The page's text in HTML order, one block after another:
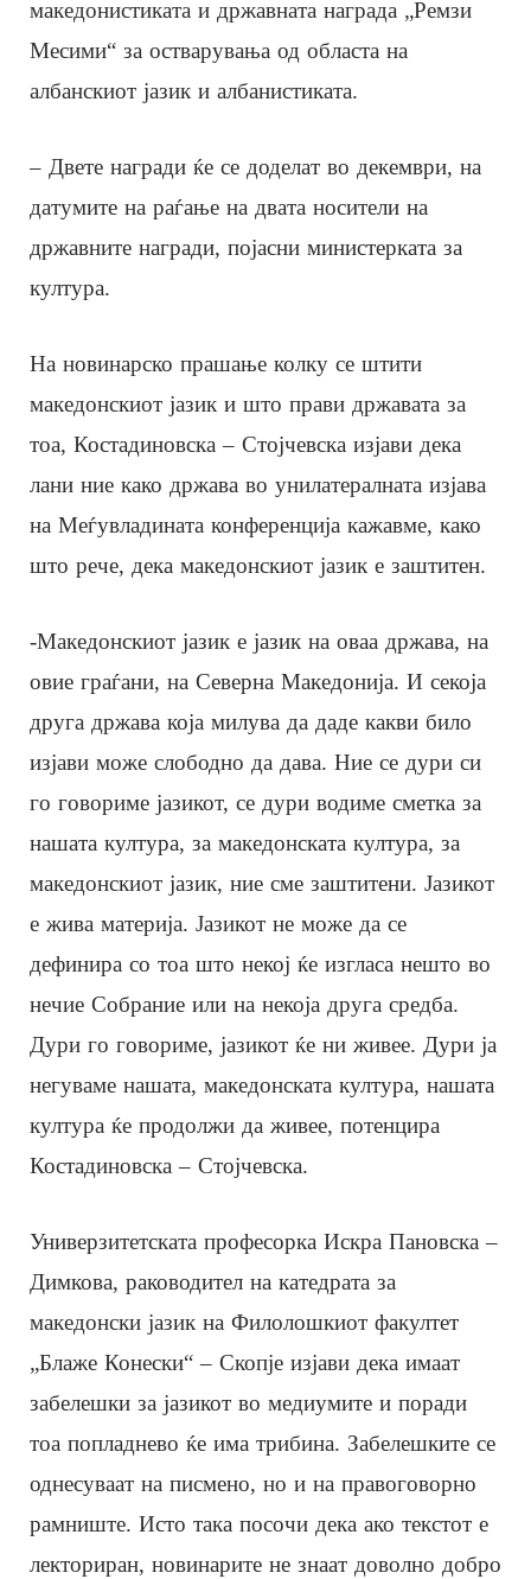
македонистиката и државната награда „Ремзи
Месими“ за остварувања од областа на
албанскиот јазик и албанистиката.
– Двете награди ќе се доделат во декември, на
датумите на раѓање на двата носители на
државните награди, појасни министерката за
култура.
На новинарско прашање колку се штити
македонскиот јазик и што прави државата за
тоа, Костадиновска – Стојчевска изјави дека
лани ние како држава во унилатералната изјава
на Меѓувладината конференција кажавме, како
што рече, дека македонскиот јазик е заштитен.
-Македонскиот јазик е јазик на оваа држава, на
овие граѓани, на Северна Македонија. И секоја
друга држава која милува да даде какви било
изјави може слободно да дава. Ние се дури си
го говориме јазикот, се дури водиме сметка за
нашата култура, за македонската култура, за
македонскиот јазик, ние сме заштитени. Јазикот
е жива материја. Јазикот не може да се
дефинира со тоа што некој ќе изгласа нешто во
нечие Собрание или на некоја друга средба.
Дури го говориме, јазикот ќе ни живее. Дури ја
негуваме нашата, македонската култура, нашата
култура ќе продолжи да живее, потенцира
Костадиновска – Стојчевска.
Универзитетската професорка Искра Пановска –
Димкова, раководител на катедрата за
македонски јазик на Филолошкиот факултет
„Блаже Конески“ – Скопје изјави дека имаат
забелешки за јазикот во медиумите и поради
тоа попладнево ќе има трибина. Забелешките се
однесуваат на писмено, но и на правоговорно
рамниште. Исто така посочи дека ако текстот е
лекториран, новинарите не знаат доволно добро